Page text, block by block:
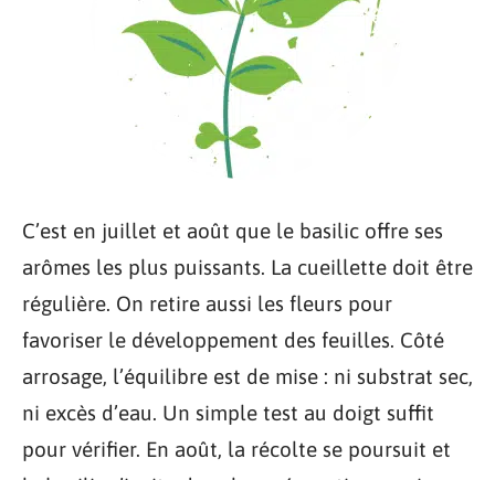
C’est en juillet et août que le basilic offre ses
arômes les plus puissants. La cueillette doit être
régulière. On retire aussi les fleurs pour
favoriser le développement des feuilles. Côté
arrosage, l’équilibre est de mise : ni substrat sec,
ni excès d’eau. Un simple test au doigt suffit
pour vérifier. En août, la récolte se poursuit et